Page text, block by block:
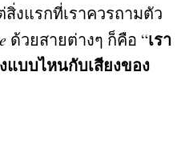
งแรกที่เราควรถามตัว
ด้วยสายต่างๆ ก็คือ “เรา
แบบไหนกับเสียงของ